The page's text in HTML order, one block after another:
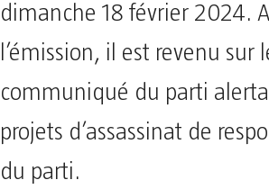
dimanche 18 février 2024.
l’émission, il est revenu sur
communiqué du parti
projets d’assassinat de
du parti.